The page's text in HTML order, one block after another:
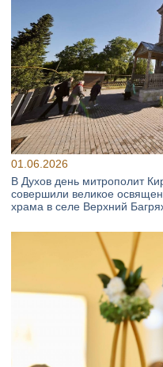
01.06.2026
В Духов день митрополит
совершили великое
храма в селе Верхний